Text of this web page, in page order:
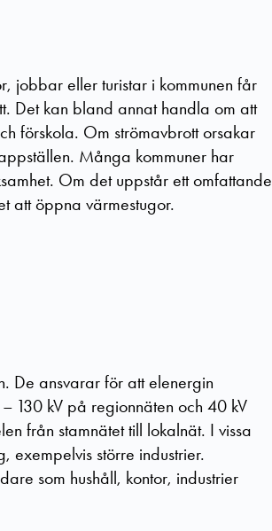
jobbar eller turistar i kommunen får
Det kan bland annat handla om att
förskola. Om strömavbrott orsakar
Många kommuner har
Om det uppstår ett omfattande
att öppna värmestugor.
De ansvarar för att elenergin
130 kV på regionnäten och 40 kV
från stamnätet till lokalnät. I vissa
exempelvis större industrier.
som hushåll, kontor, industrier